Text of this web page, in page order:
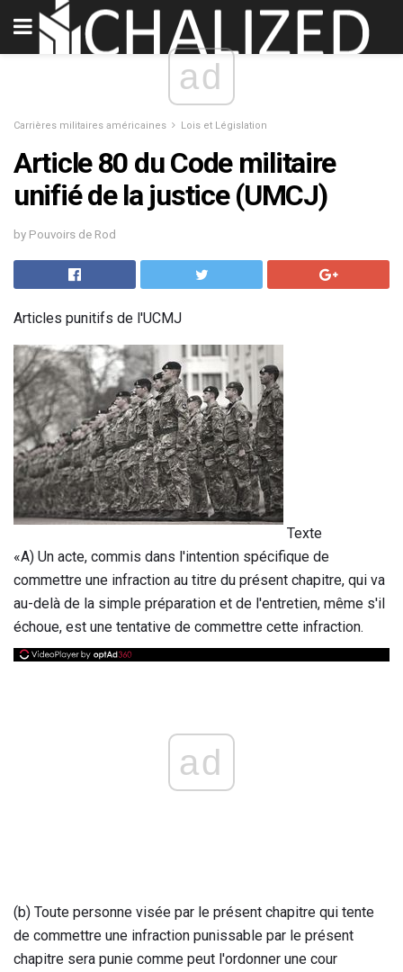
ad
Carrières militaires américaines Lois et Législation
Article 80 du Code militaire
unifié de la justice (UMCJ)
by Pouvoirs de Rod
Articles punitifs de l'UCMJ
Texte
«A) Un acte, commis dans l'intention spécifique de
commettre une infraction au titre du présent chapitre, qui va
au-delà de la simple préparation et de l'entretien, même s'il
échoue, est une tentative de commettre cette infraction.
ad
(b) Toute personne visée par le présent chapitre qui tente
de commettre une infraction punissable par le présent
chapitre sera punie comme peut l'ordonner une cour